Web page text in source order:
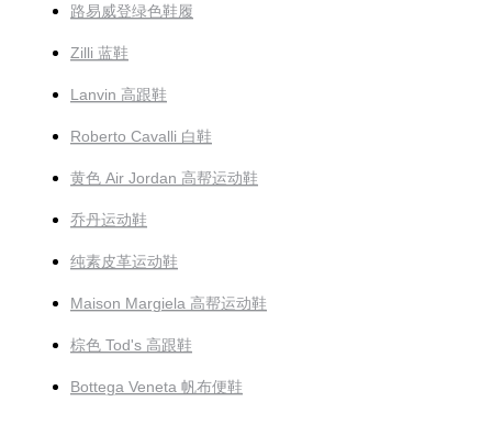
路易威登绿色鞋履
Zilli 蓝鞋
Lanvin 高跟鞋
Roberto Cavalli 白鞋
黄色 Air Jordan 高帮运动鞋
乔丹运动鞋
纯素皮革运动鞋
Maison Margiela 高帮运动鞋
棕色 Tod's 高跟鞋
Bottega Veneta 帆布便鞋